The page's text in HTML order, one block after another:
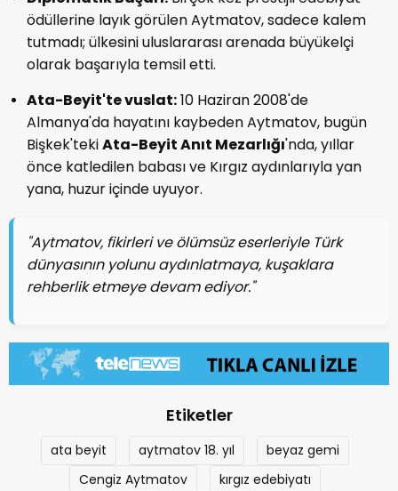
ödüllerine layık görülen Aytmatov, sadece kalem
tutmadı; ülkesini uluslararası arenada büyükelçi
olarak başarıyla temsil etti.
Ata-Beyit'te vuslat:10 Haziran 2008'de
Almanya'da hayatını kaybeden Aytmatov, bugün
Bişkek'tekiAta-Beyit Anıt Mezarlığı'nda, yıllar
önce katledilen babası ve Kırgız aydınlarıyla yan
yana, huzur içinde uyuyor.
"Aytmatov, fikirleri ve ölümsüz eserleriyle Türk
dünyasının yolunu aydınlatmaya, kuşaklara
rehberlik etmeye devam ediyor."
Etiketler
ata beyit aytmatov 18. yıl
beyaz gemi
Cengiz Aytmatov
kırgız edebiyatı